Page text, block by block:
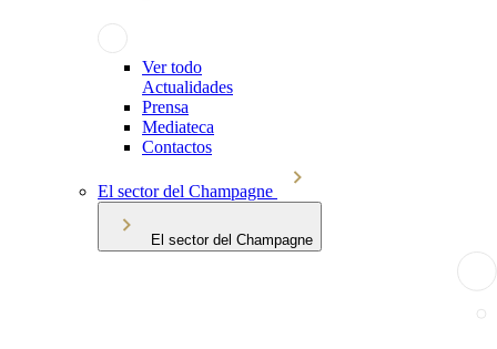
Ver todo
Actualidades
Prensa
Mediateca
Contactos
El sector del Champagne
El sector del Champagne